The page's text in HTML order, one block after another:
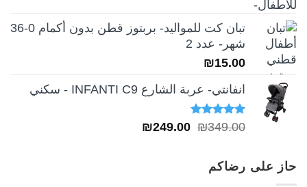
تبان كت للمواليد- بربتوز قطن بدون أكمام 0-36
شهر- عدد 2
₪15.00
انفانتي- عربة الشارع INFANTI C9 - سكني
تم التقييم
₪349.00
السعر ₪249.00
حاز على رضاكم